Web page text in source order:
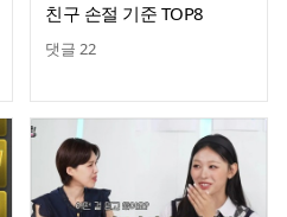
친구 손절 기준 TOP8
댓글 22